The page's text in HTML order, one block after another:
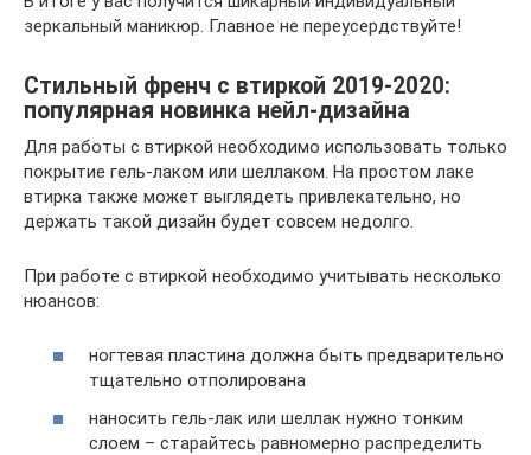
зеркальный маникюр. Главное не переусердствуйте!
Стильный френч с втиркой 2019-2020:
популярная новинка нейл-дизайна
Для работы с втиркой необходимо использовать только
покрытие гель-лаком или шеллаком. На простом лаке
втирка также может выглядеть привлекательно, но
держать такой дизайн будет совсем недолго.
При работе с втиркой необходимо учитывать несколько
нюансов:
ногтевая пластина должна быть предварительно
тщательно отполирована
наносить гель-лак или шеллак нужно тонким
слоем – старайтесь равномерно распределить